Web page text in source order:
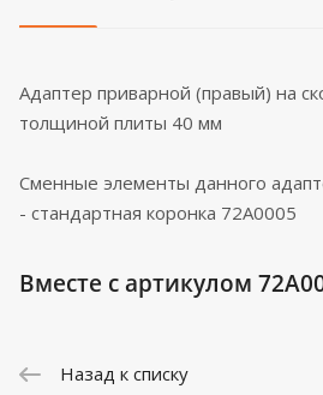
Адаптер приварной (правый) на
толщиной плиты 40 мм
Сменные элементы данного
- стандартная коронка 72A0005
Вместе с артикулом
Назад к списку